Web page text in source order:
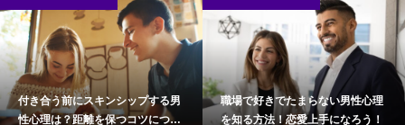
付き合う前にスキンシップする男
性心理は？距離を保つコツについ
職場で好きでたまらない男性心理
を知る方法！恋愛上手になろう！